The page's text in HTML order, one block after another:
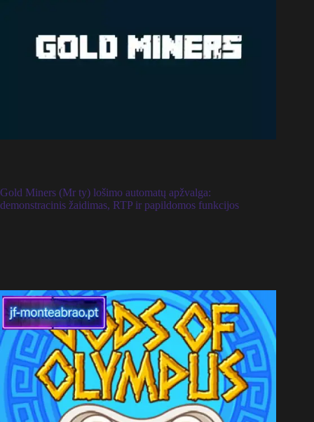
Gold Miners (Mr ty) lošimo automatų apžvalga:
demonstracinis žaidimas, RTP ir papildomos funkcijos